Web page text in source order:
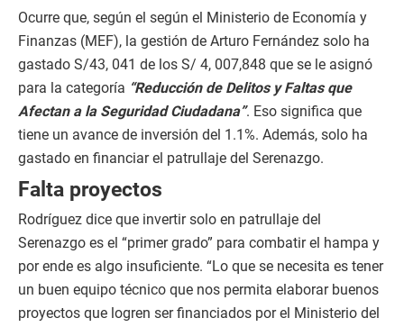
Ocurre que, según el según el Ministerio de Economía y
Finanzas (MEF), la gestión de Arturo Fernández solo ha
gastado S/43, 041 de los S/ 4, 007,848 que se le asignó
para la categoría “Reducción de Delitos y Faltas que
Afectan a la Seguridad Ciudadana”. Eso significa que
tiene un avance de inversión del 1.1%. Además, solo ha
gastado en financiar el patrullaje del Serenazgo.
Falta proyectos
Rodríguez dice que invertir solo en patrullaje del
Serenazgo es el “primer grado” para combatir el hampa y
por ende es algo insuficiente. “Lo que se necesita es tener
un buen equipo técnico que nos permita elaborar buenos
proyectos que logren ser financiados por el Ministerio del